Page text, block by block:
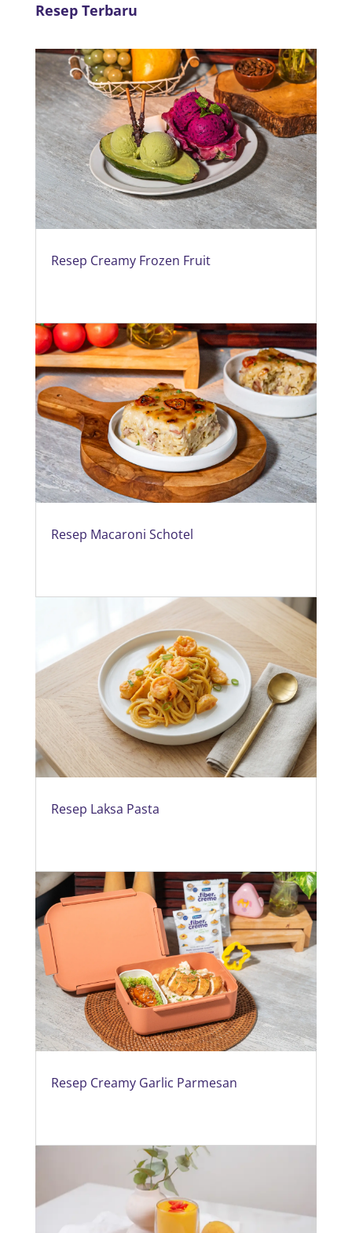
Resep Terbaru
Resep Creamy Frozen Fruit
Resep Macaroni Schotel
Resep Laksa Pasta
Resep Creamy Garlic Parmesan